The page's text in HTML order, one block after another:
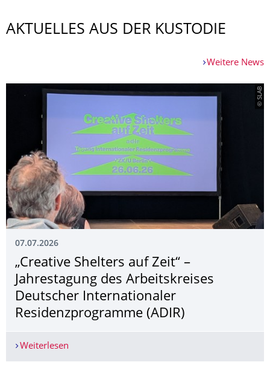
AKTUELLES AUS DER KUSTODIE
Weitere News
© SLAB
07.07.2026
„Creative Shelters auf Zeit“ –
Jahrestagung des Arbeitskreises
Deutscher Internationaler
Residenzprogramme (ADIR)
Weiterlesen